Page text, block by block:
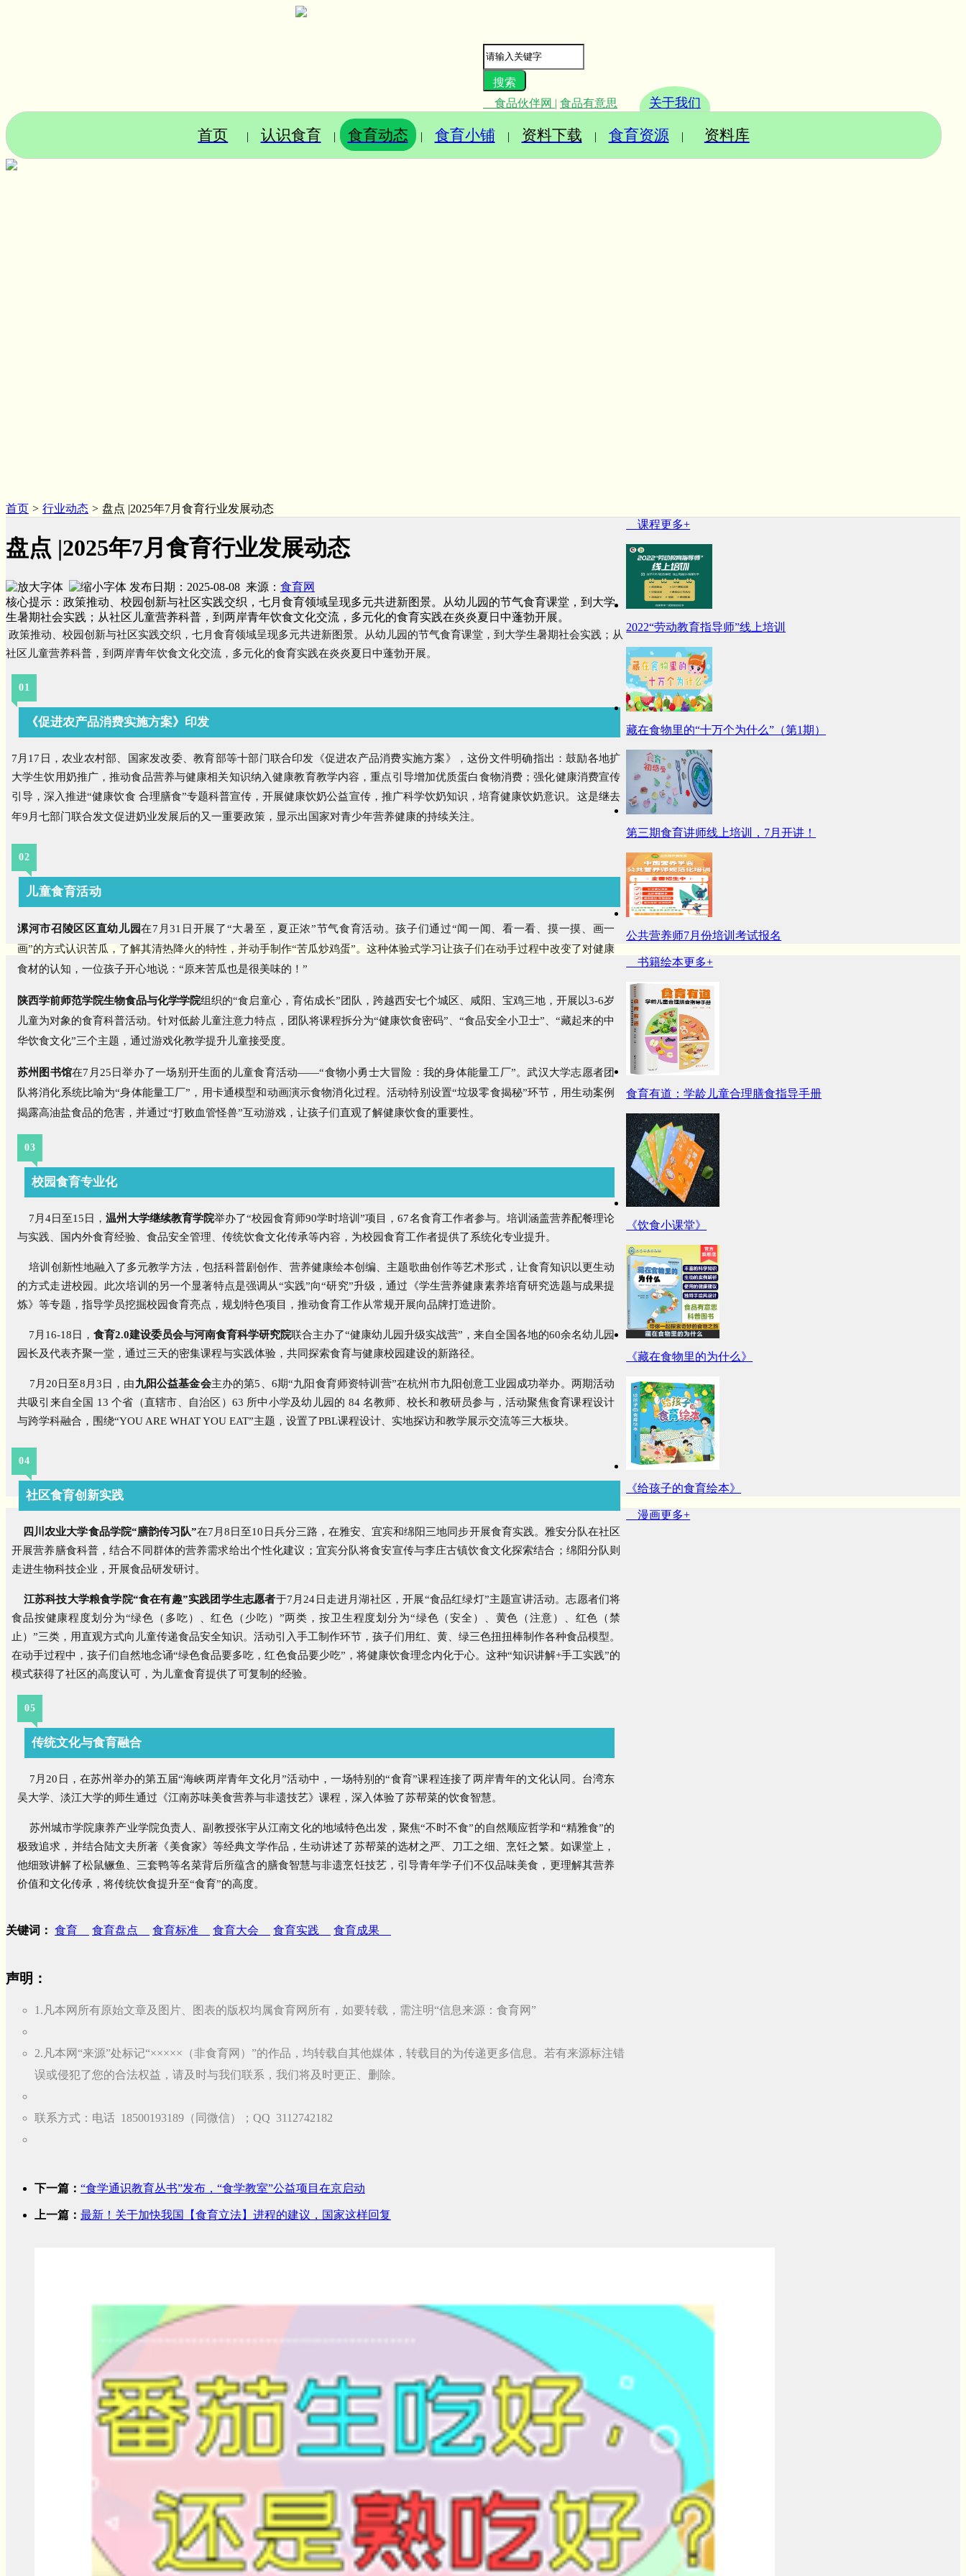
食品伙伴网 | 食品有意思 关于我们
首页 | 认识食育 | 食育动态 | 食育小铺 | 资料下载 | 食育资源 | 资料库
首页 > 行业动态 > 盘点 |2025年7月食育行业发展动态
盘点 |2025年7月食育行业发展动态
发布日期：2025-08-08 来源： 食育网
核心提示：政策推动、校园创新与社区实践交织，七月食育领域呈现多元共进新图景。从幼儿园的节气食育课堂，到大学
生暑期社会实践；从社区儿童营养科普，到两岸青年饮食文化交流，多元化的食育实践在炎炎夏日中蓬勃开展。
政策推动、校园创新与社区实践交织，七月食育领域呈现多元共进新图景。
从幼儿园的节气食育课堂，到大学生暑期社会实践；从
社区儿童营养科普，到两岸青年饮食文化交流，多元化的食育实践在炎炎夏日中蓬勃开展。
01
《促进农产品消费实施方案》印发
7月17日，农业农村部、国家发改委、教育部等十部门联合印发《促进农产品消费实施方案》，这份文件明确指出：鼓励各地扩
大学生饮用奶推广，推动食品营养与健康相关知识纳入健康教育教学内容，重点引导增加优质蛋白食物消费；强化健康消费宣传
引导，深入推进“健康饮食 合理膳食”专题科普宣传，开展健康饮奶公益宣传，推广科学饮奶知识，培育健康饮奶意识。这是继去
年9月七部门联合发文促进奶业发展后的又一重要政策，显示出国家对青少年营养健康的持续关注。
02
儿童食育活动
漯河市召陵区区直幼儿园在7月31日开展了“大暑至，夏正浓”节气食育活动。孩子们通过“闻一闻、看一看、摸一摸、画一
画”的方式认识苦瓜，了解其清热降火的特性，并动手制作“苦瓜炒鸡蛋”。这种体验式学习让孩子们在动手过程中改变了对健康
食材的认知，一位孩子开心地说：“原来苦瓜也是很美味的！”
陕西学前师范学院生物食品与化学学院组织的“食启童心，育佑成长”团队，跨越西安七个城区、咸阳、宝鸡三地，开展以3-6岁
儿童为对象的食育科普活动。针对低龄儿童注意力特点，团队将课程拆分为“健康饮食密码”、“食品安全小卫士”、“藏起来的中
华饮食文化”三个主题，通过游戏化教学提升儿童接受度。
苏州图书馆在7月25日举办了一场别开生面的儿童食育活动——“食物小勇士大冒险：我的身体能量工厂”。武汉大学志愿者团
队将消化系统比喻为“身体能量工厂”，用卡通模型和动画演示食物消化过程。活动特别设置“垃圾零食揭秘”环节，用生动案例
揭露高油盐食品的危害，并通过“打败血管怪兽”互动游戏，让孩子们直观了解健康饮食的重要性。
03
校园食育专业化
7月4日至15日，温州大学继续教育学院举办了“校园食育师90学时培训”项目，67名食育工作者参与。培训涵盖营养配餐理论
与实践、国内外食育经验、食品安全管理、传统饮食文化传承等内容，为校园食育工作者提供了系统化专业提升。
培训创新性地融入了多元教学方法，包括科普剧创作、营养健康绘本创编、主题歌曲创作等艺术形式，让食育知识以更生动
的方式走进校园。此次培训的另一个显著特点是强调从“实践”向“研究”升级，通过《学生营养健康素养培育研究选题与成果提
炼》等专题，指导学员挖掘校园食育亮点，规划特色项目，推动食育工作从常规开展向品牌打造进阶。
7月16-18日，食育2.0建设委员会与河南食育科学研究院联合主办了“健康幼儿园升级实战营”，来自全国各地的60余名幼儿园
园长及代表齐聚一堂，通过三天的密集课程与实践体验，共同探索食育与健康校园建设的新路径。
7月20日至8月3日， 由九阳公益基金会主办的第5、6期“九阳食育师资特训营”在杭州市九阳创意工业园成功举办。两期活动
共吸引来自全国 13 个省（直辖市、自治区）63 所中小学及幼儿园的 84 名教师、校长和教研员参与，活动聚焦食育课程设计
与跨学科融合，围绕“YOU ARE WHAT YOU EAT”主题，设置了PBL课程设计、实地探访和教学展示交流等三大板块。
04
社区食育创新实践
四川农业大学食品学院“膳韵传习队”在7月8日至10日兵分三路，在雅安、宜宾和绵阳三地同步开展食育实践。雅安分队在社区
开展营养膳食科普，结合不同群体的营养需求给出个性化建议；宜宾分队将食安宣传与李庄古镇饮食文化探索结合；绵阳分队则
走进生物科技企业，开展食品研发研讨。
江苏科技大学粮食学院“食在有趣”实践团学生志愿者于7月24日走进月湖社区，开展“食品红绿灯”主题宣讲活动。志愿者们将
食品按健康程度划分为“绿色（多吃）、红色（少吃）”两类，按卫生程度划分为“绿色（安全）、黄色（注意）、红色（禁
止）”三类，用直观方式向儿童传递食品安全知识。活动引入手工制作环节，孩子们用红、黄、绿三色扭扭棒制作各种食品模型。
在动手过程中，孩子们自然地念诵“绿色食品要多吃，红色食品要少吃”，将健康饮食理念内化于心。这种“知识讲解+手工实践”的
模式获得了社区的高度认可，为儿童食育提供了可复制的经验。
05
传统文化与食育融合
7月20日，在苏州举办的第五届“海峡两岸青年文化月”活动中，一场特别的“食育”课程连接了两岸青年的文化认同。台湾东
吴大学、淡江大学的师生通过《江南苏味美食营养与非遗技艺》课程，深入体验了苏帮菜的饮食智慧。
苏州城市学院康养产业学院负责人、副教授张宇从江南文化的地域特色出发，聚焦“不时不食”的自然顺应哲学和“精雅食”的
极致追求，并结合陆文夫所著《美食家》等经典文学作品，生动讲述了苏帮菜的选材之严、刀工之细、烹饪之繁。如课堂上，
他细致讲解了松鼠鳜鱼、三套鸭等名菜背后所蕴含的膳食智慧与非遗烹饪技艺，引导青年学子们不仅品味美食，更理解其营养
价值和文化传承，将传统饮食提升至“食育”的高度。
关键词： 食育 食育盘点 食育标准 食育大会 食育实践 食育成果
声明：
1.凡本网所有原始文章及图片、图表的版权均属食育网所有，如要转载，需注明“信息来源：食育网”
2.凡本网“来源”处标记“×××××（非食育网）”的作品，均转载自其他媒体，转载目的为传递更多信息。若有来源标注错
误或侵犯了您的合法权益，请及时与我们联系，我们将及时更正、删除。
联系方式：电话 18500193189（同微信）；QQ 3112742182
下一篇： “食学通识教育丛书”发布，“食学教室”公益项目在京启动
上一篇： 最新！关于加快我国【食育立法】进程的建议，国家这样回复
课程更多+
2022“劳动教育指导师”线上培训
藏在食物里的“十万个为什么”（第1期）
第三期食育讲师线上培训，7月开讲！
公共营养师7月份培训考试报名
书籍绘本更多+
食育有道：学龄儿童合理膳食指导手册
《饮食小课堂》
《藏在食物里的为什么》
《给孩子的食育绘本》
漫画更多+